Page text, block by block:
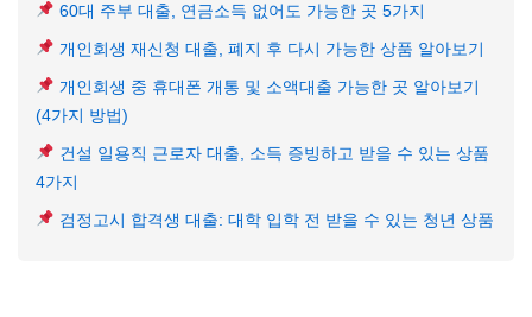
60대 주부 대출, 연금소득 없어도 가능한 곳 5가지
개인회생 재신청 대출, 폐지 후 다시 가능한 상품 알아보기
개인회생 중 휴대폰 개통 및 소액대출 가능한 곳 알아보기
(4가지 방법)
건설 일용직 근로자 대출, 소득 증빙하고 받을 수 있는 상품
4가지
검정고시 합격생 대출: 대학 입학 전 받을 수 있는 청년 상품